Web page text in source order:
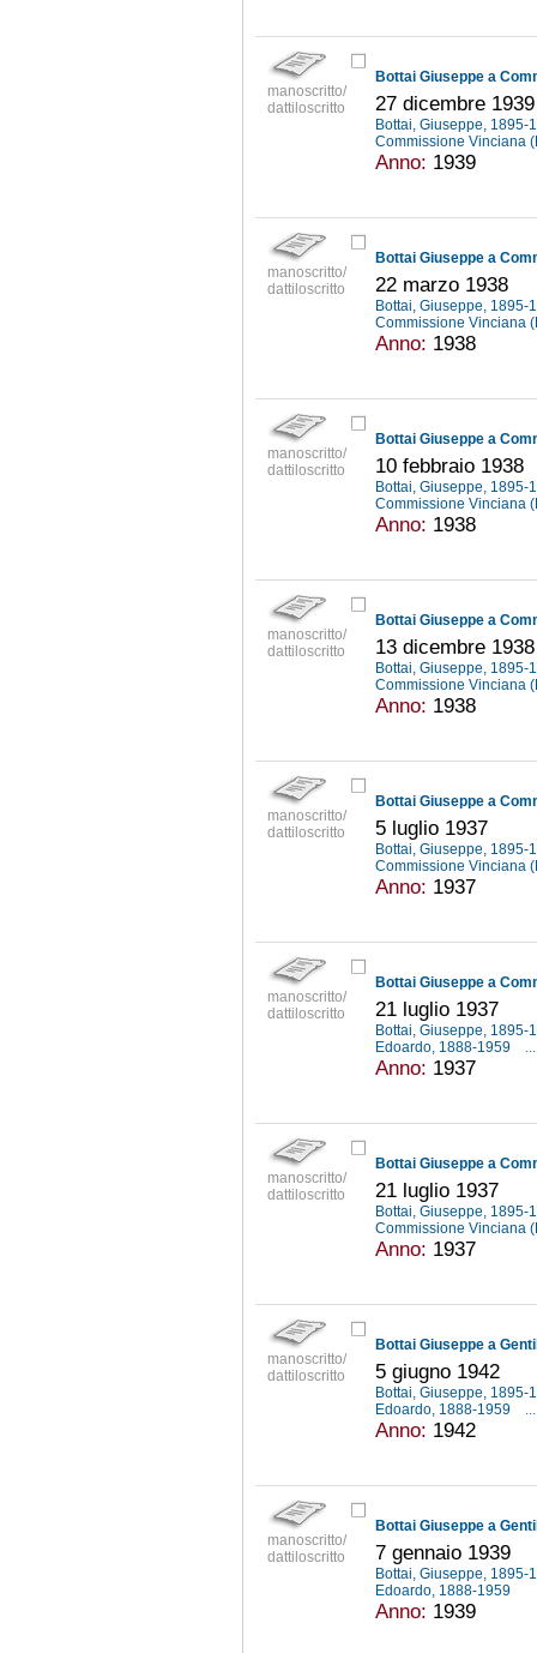
manoscritto/
dattiloscritto
Bottai Giuseppe a
27 dicembre 1939
Bottai, Giuseppe, 1895-
Commissione Vinciana
Anno: 1939
manoscritto/
dattiloscritto
Bottai Giuseppe a
22 marzo 1938
Bottai, Giuseppe, 1895-
Commissione Vinciana
Anno: 1938
manoscritto/
dattiloscritto
Bottai Giuseppe a
10 febbraio 1938
Bottai, Giuseppe, 1895-
Commissione Vinciana
Anno: 1938
manoscritto/
dattiloscritto
Bottai Giuseppe a
13 dicembre 1938
Bottai, Giuseppe, 1895-
Commissione Vinciana
Anno: 1938
manoscritto/
dattiloscritto
Bottai Giuseppe a
5 luglio 1937
Bottai, Giuseppe, 1895-
Commissione Vinciana
Anno: 1937
manoscritto/
dattiloscritto
Bottai Giuseppe a
21 luglio 1937
Bottai, Giuseppe, 1895-
Edoardo, 1888-1959
...
Anno: 1937
manoscritto/
dattiloscritto
Bottai Giuseppe a
21 luglio 1937
Bottai, Giuseppe, 1895-
Commissione Vinciana
Anno: 1937
manoscritto/
dattiloscritto
Bottai Giuseppe a
5 giugno 1942
Bottai, Giuseppe, 1895-
Edoardo, 1888-1959
...
Anno: 1942
manoscritto/
dattiloscritto
Bottai Giuseppe a
7 gennaio 1939
Bottai, Giuseppe, 1895-
Edoardo, 1888-1959
Anno: 1939